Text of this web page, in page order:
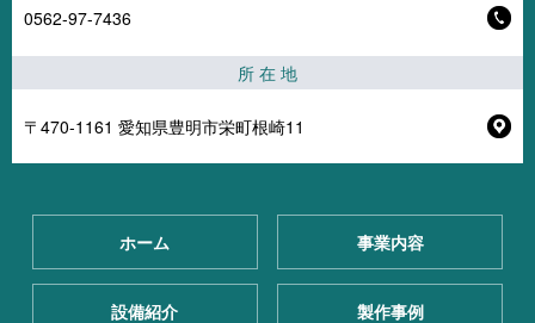
0562-97-7436
所 在 地
〒470-1161 愛知県豊明市栄町根崎11
ホーム 事業内容
設備紹介 製作事例